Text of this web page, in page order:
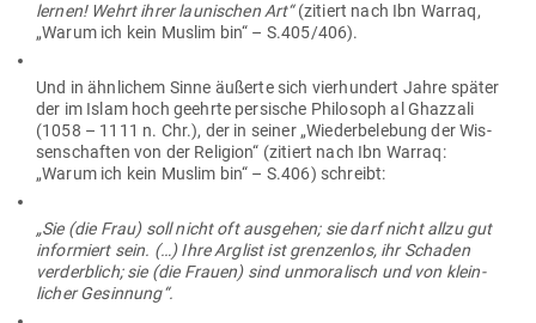
lernen! Wehrt ihrer lau­ni­schen Art“(zitiert nach Ibn Warraq,
„Warum ich kein Muslim bin“ – S.405/406).
Und in ähn­lichem Sinne äußerte sich vier­hundert Jahre später
der im Islam hoch geehrte per­sische Phi­losoph al Ghazzali
(1058 – 1111 n. Chr.), der in seiner „Wie­der­be­lebung der Wis­
sen­schaften von der Religion“ (zitiert nach Ibn Warraq:
„Warum ich kein Muslim bin“ – S.406) schreibt:
„Sie (die Frau) soll nicht oft aus­gehen; sie darf nicht allzu gut
infor­miert sein. (…) Ihre Arglist ist gren­zenlos, ihr Schaden
ver­derblich; sie (die Frauen) sind unmo­ra­lisch und von klein­
licher Gesinnung“.